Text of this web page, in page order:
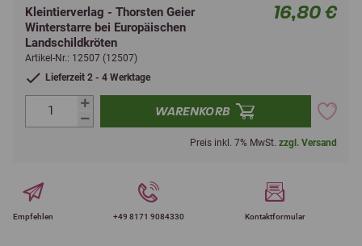
Kleintierverlag - Thorsten Geier
Winterstarre bei Europäischen
Landschildkröten
Artikel-Nr.: 12507 (12507)
Lieferzeit 2 - 4 Werktage
16,80 €
WARENKORB
Preis inkl. 7% MwSt. zzgl. Versand
Empfehlen +49 8171 9084330 Kontaktformular